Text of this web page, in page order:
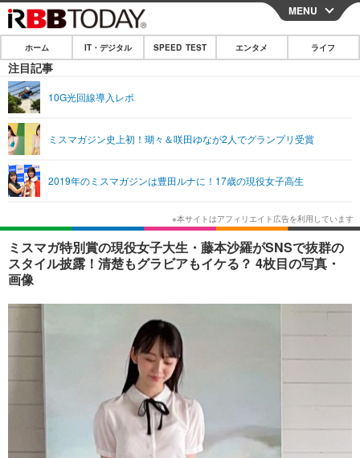
CLOSE
ホーム
IT・デジタル
ショッピング その他
SPEED TEST
エンタメ
エンタメTOP 映画・ドラマ
韓国・芸能
音楽 スポーツ
ライフ
ライフTOP グルメ
ペット ショッピング
リリース一覧
プッシュ通知の停止方法
MENU
ホーム IT・デジタル SPEED TEST エンタメ ライフ
注目記事
10G光回線導入レポ
ミスマガジン史上初！瑚々＆咲田ゆなが2人でグランプリ受賞
2019年のミスマガジンは豊田ルナに！17歳の現役女子高生
ミスマガ特別賞の現役女子大生・藤本沙羅がSNSで抜群の
スタイル披露！清楚もグラビアもイケる？ 4枚目の写真・
画像